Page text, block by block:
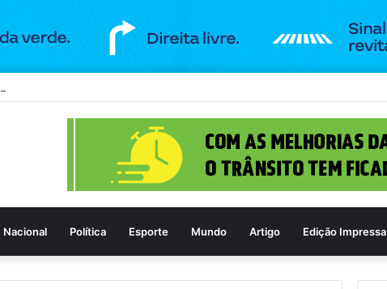
de Goiânia recebe espetáculo teatral gratuito na próxima terça-feira (11)
Nacional Política Esporte Mundo Artigo Edição Impressa